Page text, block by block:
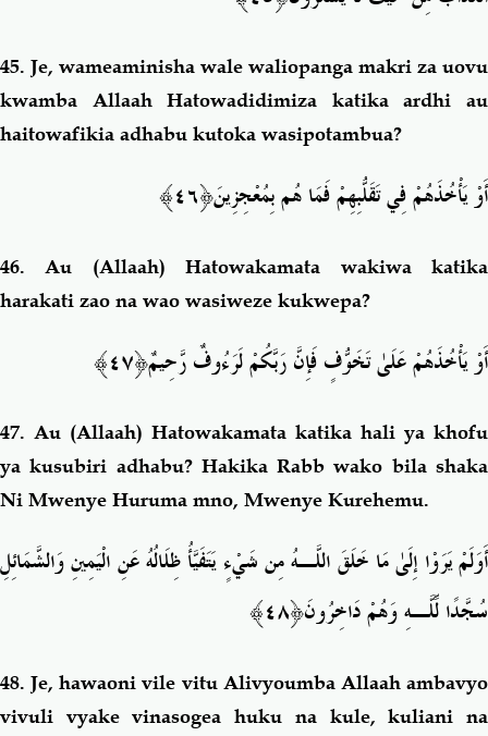
45. Je, wameaminisha wale waliopanga makri za uovu
kwamba Allaah Hatowadidimiza katika ardhi au
haitowafikia adhabu kutoka wasipotambua?
أَوْ يَأْخُذَهُمْ فِي تَقَلُّبِهِمْ فَمَا هُم بِمُعْجِزِينَ﴿٤٦﴾
46.Au (Allaah) Hatowakamata wakiwa katika
harakati zao na wao wasiweze kukwepa?
أَوْ يَأْخُذَهُمْ عَلَىٰ تَخَوُّفٍ فَإِنَّ رَبَّكُمْ لَرَءُوفٌ رَّحِيمٌ﴿٤٧﴾
47. Au (Allaah) Hatowakamata katika hali ya khofu
ya kusubiri adhabu? Hakika Rabb wako bila shaka
Ni Mwenye Huruma mno, Mwenye Kurehemu.
أَوَلَمْ يَرَوْا إِلَىٰ مَا خَلَقَ اللَّـهُ مِن شَيْءٍ يَتَفَيَّأُ ظِلَالُهُ عَنِ الْيَمِينِ وَالشَّمَائِلِ
سُجَّدًا لِّلَّـهِ وَهُمْ دَاخِرُونَ﴿٤٨﴾
48.Je, hawaoni vile vitu Alivyoumba Allaah ambavyo
vivuli vyake vinasogea huku na kule, kuliani na